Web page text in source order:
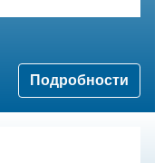
Подробности